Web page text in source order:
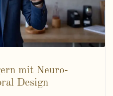
mit Neuro-
Design